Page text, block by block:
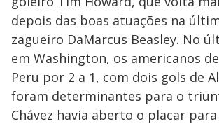
depois das boas atuações na
zagueiro DaMarcus Beasley. No
em Washington, os americanos
Peru por 2 a 1, com dois gols de
foram determinantes para o
Chávez havia aberto o placar